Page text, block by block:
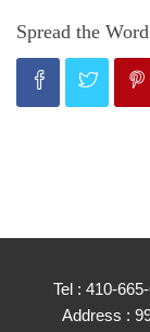
Spread the
Tel : 410-
Address :